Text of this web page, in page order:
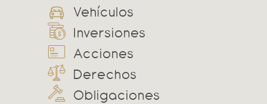
Vehículos
Inversiones
Acciones
Derechos
Obligaciones